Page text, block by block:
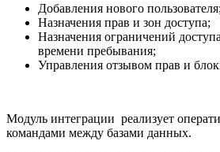
Добавления нового пользователя;
Назначения прав и зон доступа;
Назначения ограничений
времени пребывания;
Управления отзывом прав и
Модуль интеграции реализует
командами между базами данных.